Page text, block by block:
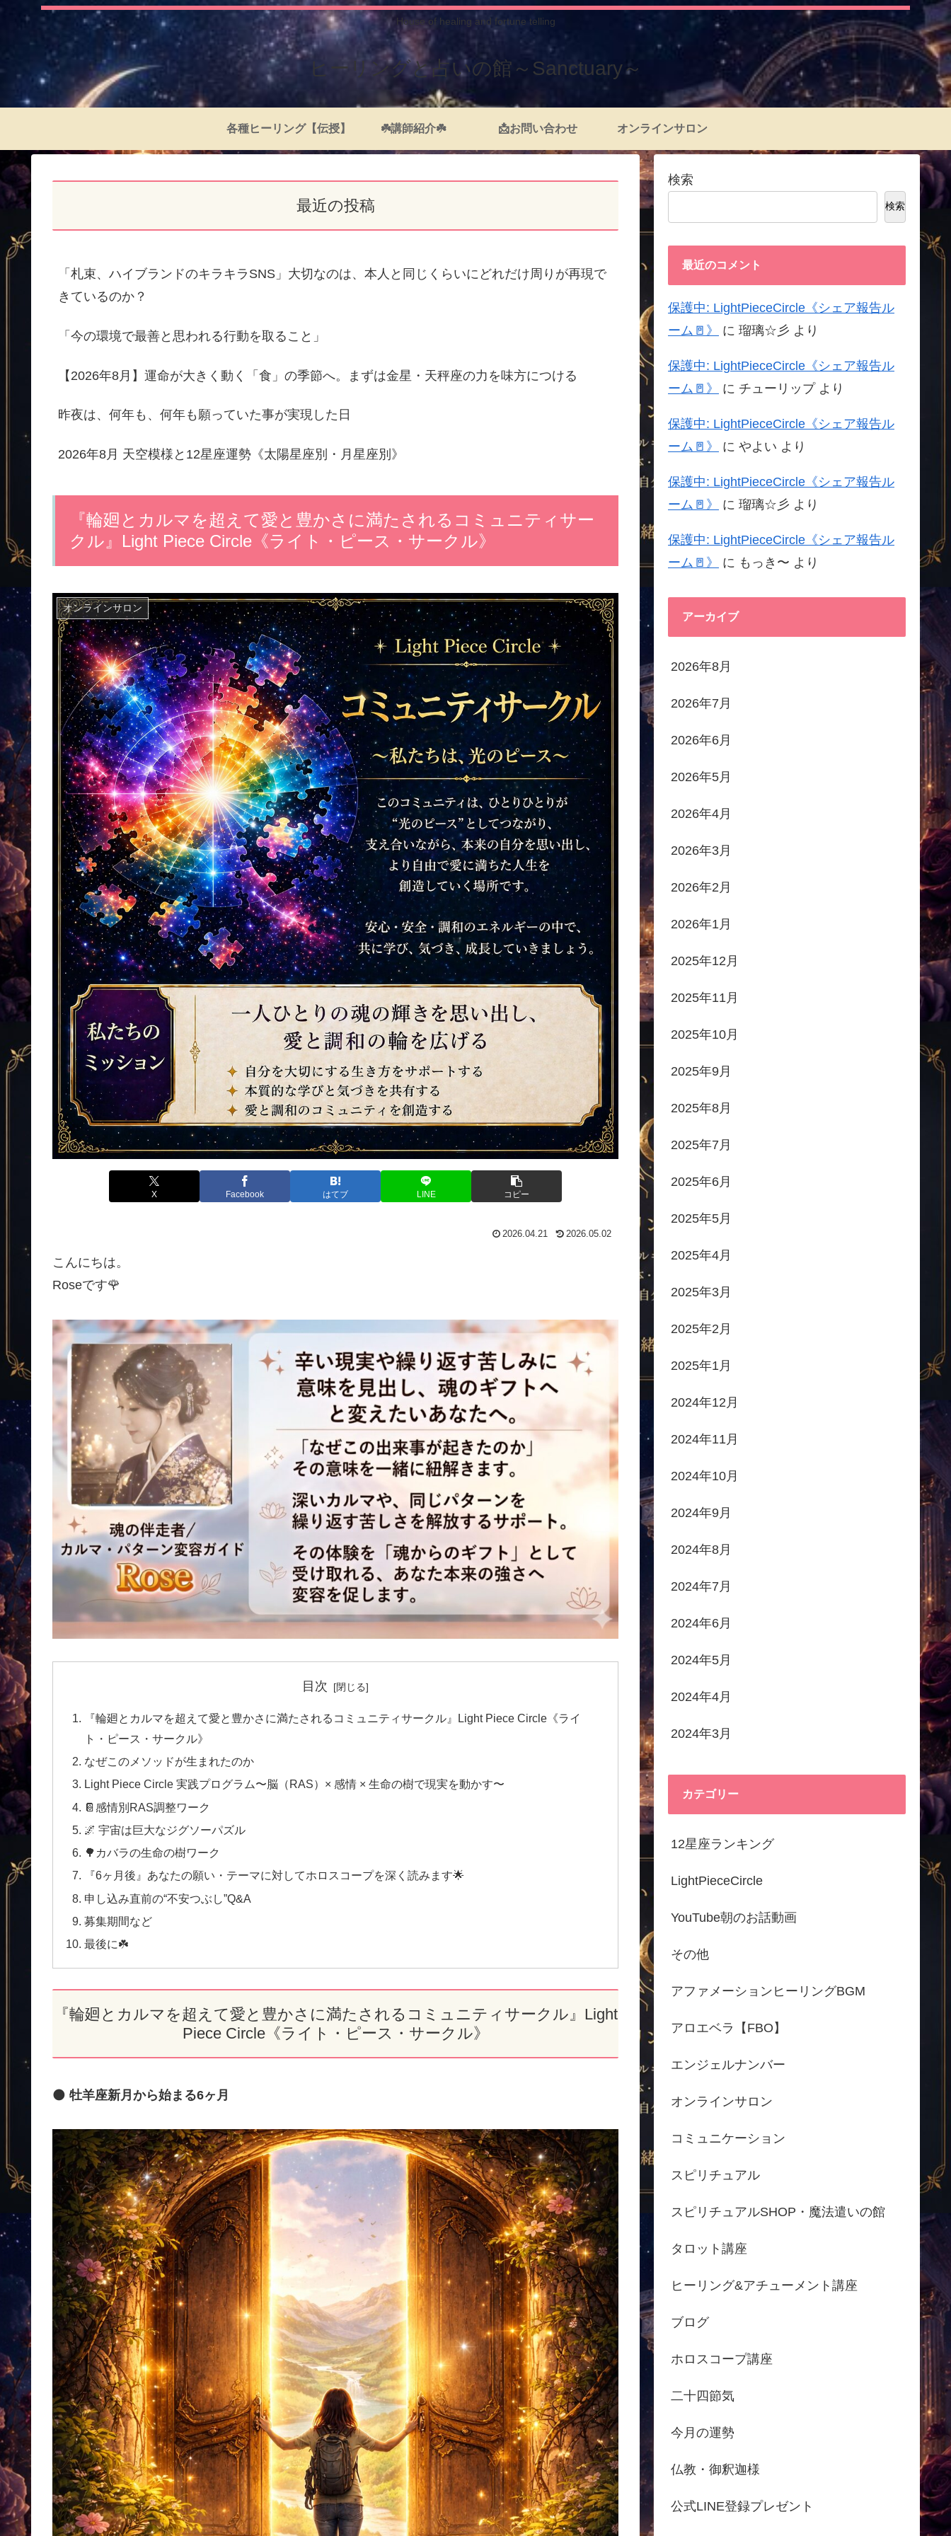
House of healing and fortune telling
ヒーリングと占いの館～Sanctuary～
各種ヒーリング【伝授】 ☘️講師紹介☘️ 📩お問い合わせ オンラインサロン
最近の投稿
「札束、ハイブランドのキラキラSNS」大切なのは、本人と同じくらいにどれだけ周りが再現で
きているのか？
「今の環境で最善と思われる行動を取ること」
【2026年8月】運命が大きく動く「食」の季節へ。まずは金星・天秤座の力を味方につける
昨夜は、何年も、何年も願っていた事が実現した日
2026年8月 天空模様と12星座運勢《太陽星座別・月星座別》
『輪廻とカルマを超えて愛と豊かさに満たされるコミュニティサー
クル』Light Piece Circle《ライト・ピース・サークル》
オンラインサロン
X Facebook はてブ LINE コピー
2026.04.21 2026.05.02
こんにちは。
Roseです🌹
目次
『輪廻とカルマを超えて愛と豊かさに満たされるコミュニティサークル』Light Piece Circle《ライ
ト・ピース・サークル》
なぜこのメソッドが生まれたのか
Light Piece Circle 実践プログラム〜脳（RAS）× 感情 × 生命の樹で現実を動かす〜
📔感情別RAS調整ワーク
🌌 宇宙は巨大なジグソーパズル
🌳カバラの生命の樹ワーク
『6ヶ月後』あなたの願い・テーマに対してホロスコープを深く読みます🌟
申し込み直前の“不安つぶし”Q&A
募集期間など
最後に☘️
『輪廻とカルマを超えて愛と豊かさに満たされるコミュニティサークル』Light
Piece Circle《ライト・ピース・サークル》
🌑 牡羊座新月から始まる6ヶ月
検索
検索
最近のコメント
保護中: LightPieceCircle《シェア報告ル
ーム🚪》
に 瑠璃☆彡 より
保護中: LightPieceCircle《シェア報告ル
ーム🚪》
に チューリップより
保護中: LightPieceCircle《シェア報告ル
ーム🚪》
に やよい より
保護中: LightPieceCircle《シェア報告ル
ーム🚪》
に 瑠璃☆彡 より
保護中: LightPieceCircle《シェア報告ル
ーム🚪》
に もっき〜 より
アーカイブ
2026年8月
2026年7月
2026年6月
2026年5月
2026年4月
2026年3月
2026年2月
2026年1月
2025年12月
2025年11月
2025年10月
2025年9月
2025年8月
2025年7月
2025年6月
2025年5月
2025年4月
2025年3月
2025年2月
2025年1月
2024年12月
2024年11月
2024年10月
2024年9月
2024年8月
2024年7月
2024年6月
2024年5月
2024年4月
2024年3月
カテゴリー
12星座ランキング
LightPieceCircle
YouTube朝のお話動画
その他
アファメーションヒーリングBGM
アロエベラ【FBO】
エンジェルナンバー
オンラインサロン
コミュニケーション
スピリチュアル
スピリチュアルSHOP・魔法遣いの館
タロット講座
ヒーリング&アチューメント講座
ブログ
ホロスコープ講座
二十四節気
今月の運勢
仏教・御釈迦様
公式LINE登録プレゼント